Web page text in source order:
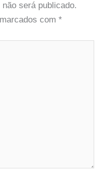
será publicado.
com *